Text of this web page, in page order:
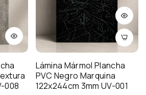
008
Lámina Mármol Plancha
PVC Negro Marquina
122x244cm 3mm UV-001